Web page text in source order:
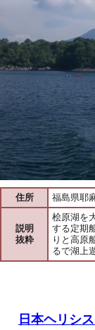
住所 福島県耶
説明
抜粋
桧原湖を
する定期
りと高原
るで湖上
日本ヘリシ